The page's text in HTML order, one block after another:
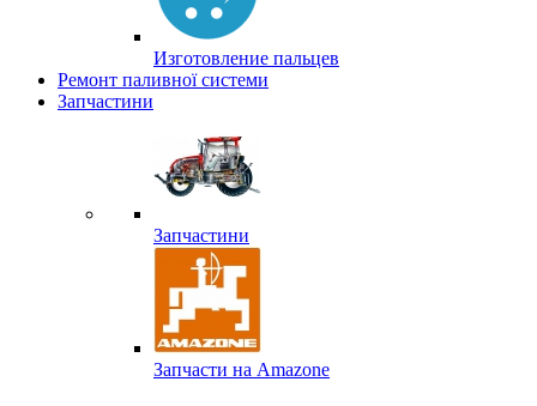
Изготовление пальцев
Ремонт паливної системи
Запчастини
Запчастини
Запчасти на Amazone